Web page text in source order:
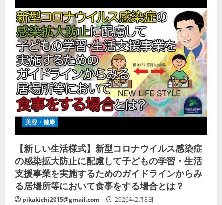
美容・健康
【新しい生活様式】新型コロナウイルス感染症
の感染拡大防止に配慮して子どもの学習・生活
支援事業を実施するためのガイドラインからみ
る居場所等において食事をする場合とは？
pikakichi2015@gmail.com 2026年2月8日